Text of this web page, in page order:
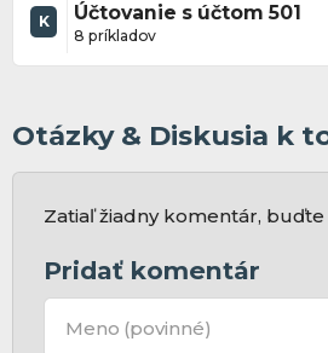
K Účtovanie s účtom 501
8 príkladov
Otázky & Diskusia k
Zatiaľ žiadny komentár,
Pridať komentár
Meno (povinné)